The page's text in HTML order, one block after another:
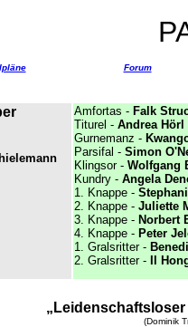
Forum
Amfortas - Falk
Titurel - Andrea Hörl
Gurnemanz -
Parsifal - Simon
Klingsor - Wolfgang
Kundry - Angela
1. Knappe -
2. Knappe - Juliette
3. Knappe - Norbert
4. Knappe - Peter
1. Gralsritter -
2. Gralsritter -
Il
(Dominik